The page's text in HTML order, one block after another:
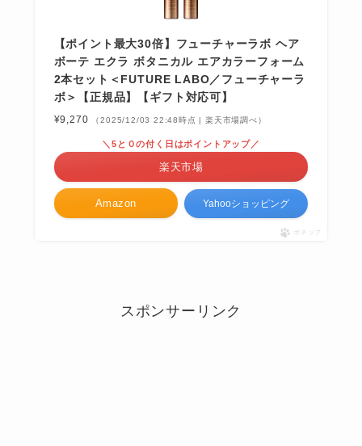
【ポイント最大30倍】フューチャーラボ ヘア
ボーテ エクラ ボタニカル エアカラーフォーム
2本セット＜FUTURE LABO／フューチャーラ
ボ＞【正規品】【ギフト対応可】
¥9,270 （2025/12/03 22:48時点 | 楽天市場調べ）
Amazon
＼5と０の付く日はポイントアップ／
楽天市場
Yahooショッピング
ポチップ
スポンサーリンク